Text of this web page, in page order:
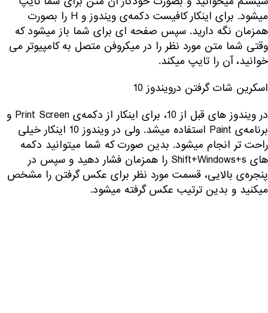
میشود. برای اینکار کافیست دکمه‌ی ویندوز و H را بصورت
همزمان نگه دارید. سپس صفحه ای برای شما باز میشود که
وقتی شما متن مورد نظر را در میکروفن متصل به کامپیوتر می
خوانید، آن را تایپ میکند.
اسکرین شات گرفتن درویندوز 10
در ویندوز های قبل از 10، برای اینکار از دکمه‌ی Print Screen و
برنامه‌ی Paint استفاده میشد. ولی در ویندوز 10 اینکار خیلی
راحت تر انجام میشود. بدین صورت که شما میتوانید دکمه
های Shift+Windows+s را همزمان فشار دهید و سپس در
پنجره‌ی بالایی، قسمت مورد نظر برای عکس گرفتن را مشخص
میکنید و بدین ترتیب عکس گرفته میشود.